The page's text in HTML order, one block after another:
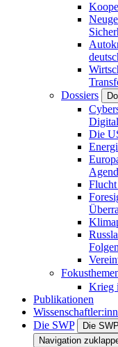
Dossiers
Die
Folgen
Krieg
Publikationen
Die SWP
Die SWP
Navigation